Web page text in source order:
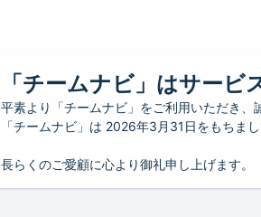
「チームナビ」はサー
平素より「チームナビ」をご利用いただき、
「チームナビ」は 2026年3月31日をもちま
長らくのご愛顧に心より御礼申し上げます。